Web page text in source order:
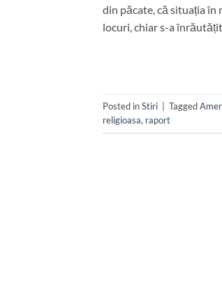
din păcate, că situația
locuri, chiar s-a
Posted inStiri Tagged
religioasa, raport